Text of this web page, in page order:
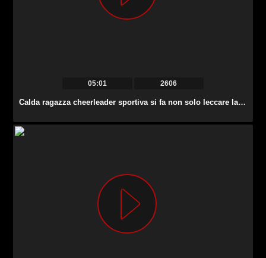
05:01 2606
Calda ragazza cheerleader sportiva si fa non solo leccare la figa ma anche scopata.